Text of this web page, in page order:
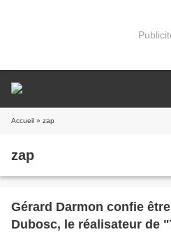
Accueil » zap
zap
Gérard Darmon confie
Dubosc, le réalisateur de